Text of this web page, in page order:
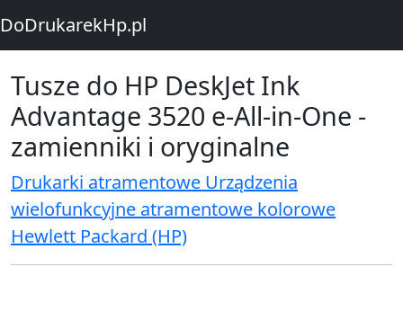
DoDrukarekHp.pl
Tusze do HP DeskJet Ink
Advantage 3520 e-All-in-One -
zamienniki i oryginalne
Drukarki atramentowe Urządzenia
wielofunkcyjne atramentowe kolorowe
Hewlett Packard (HP)